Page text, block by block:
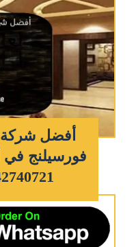
أفضل
فورسيلنج في